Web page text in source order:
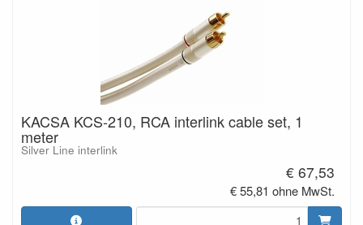
KACSA KCS-210, RCA interlink cable set, 1
meter
Silver Line interlink
€ 67,53
€ 55,81 ohne MwSt.